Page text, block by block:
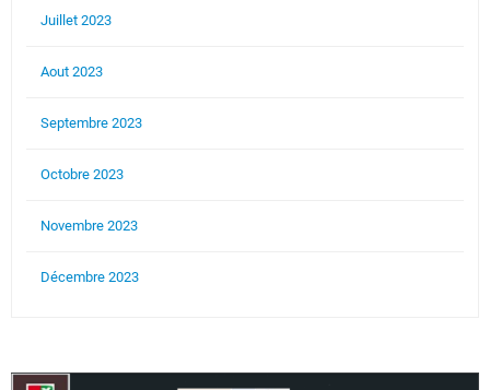
Juillet 2023
Aout 2023
Septembre 2023
Octobre 2023
Novembre 2023
Décembre 2023